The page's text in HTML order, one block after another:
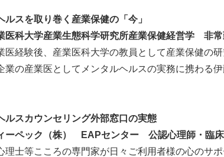
ルスを取り巻く産業保健の「今」
医科大学産業生態科学研究所産業保健経営学 非
医経験後、産業医科大学の教員として産業保健の
業の産業医としてメンタルヘルスの実務に携わる
ルスカウンセリング外部窓口の実態
ーペック（株）
EAPセンター 公認心理師・臨
理士等こころの専門家が日々ご利用者様の心のサ
English